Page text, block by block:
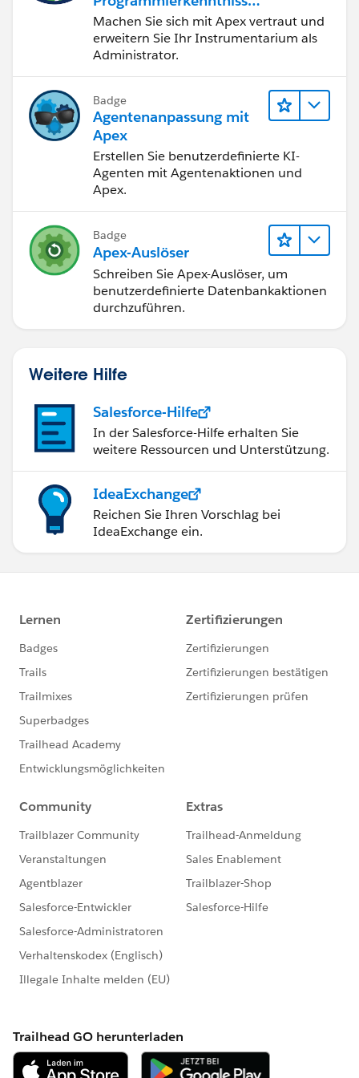
n
Machen Sie sich mit Apex vertraut und
erweitern Sie Ihr Instrumentarium als
Administrator.
Badge
Agentenanpassung mit
Apex
Erstellen Sie benutzerdefinierte KI-
Agenten mit Agentenaktionen und
Apex.
Badge
Apex-Auslöser
Schreiben Sie Apex-Auslöser, um
benutzerdefinierte Datenbankaktionen
durchzuführen.
Weitere Hilfe
Salesforce-Hilfe
In der Salesforce-Hilfe erhalten Sie
weitere Ressourcen und Unterstützung.
IdeaExchange
Reichen Sie Ihren Vorschlag bei
IdeaExchange ein.